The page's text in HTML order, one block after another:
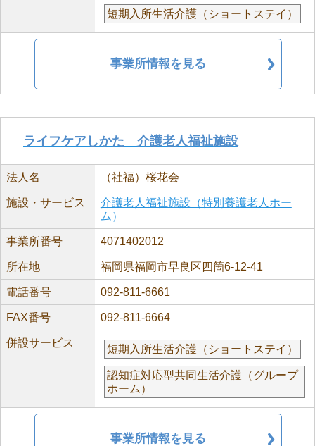
短期入所生活介護（ショートステイ）
事業所情報を見る
ライフケアしかた 介護老人福祉施設
法人名 （社福）桜花会
施設・サービス
介護老人福祉施設（特別養護老人ホー
ム）
事業所番号 4071402012
所在地 福岡県福岡市早良区四箇6-12-41
電話番号 092-811-6661
FAX番号 092-811-6664
併設サービス
短期入所生活介護（ショートステイ）
認知症対応型共同生活介護（グループ
ホーム）
事業所情報を見る